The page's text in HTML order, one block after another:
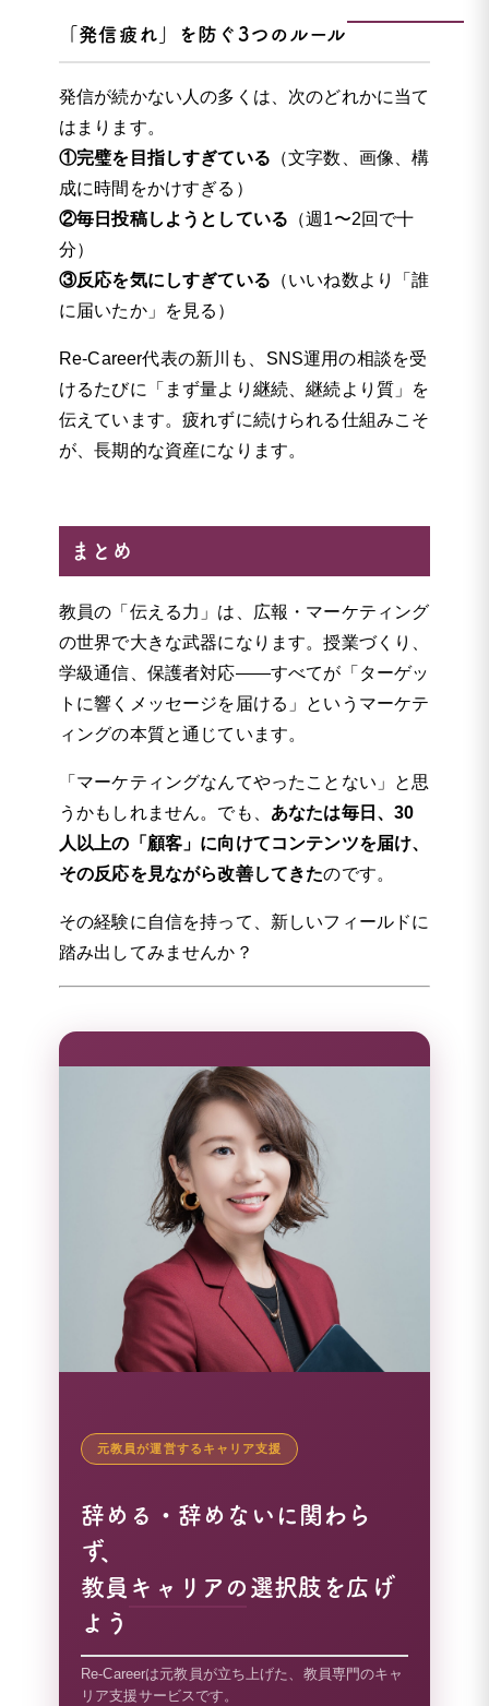
「発信疲れ」を防ぐ3つのルール
発信が続かない人の多くは、次のどれかに当て
はまります。
①完璧を目指しすぎている （文字数、画像、構
成に時間をかけすぎる）
②毎日投稿しようとしている （週1〜2回で十
分）
③反応を気にしすぎている （いいね数より「誰
に届いたか」を見る）
Re-Career代表の新川も、SNS運用の相談を受
けるたびに「まず量より継続、継続より質」を
伝えています。疲れずに続けられる仕組みこそ
が、長期的な資産になります。
まとめ
教員の「伝える力」は、広報・マーケティング
の世界で大きな武器になります。授業づくり、
学級通信、保護者対応——すべてが「ターゲッ
トに響くメッセージを届ける」というマーケテ
ィングの本質と通じています。
「マーケティングなんてやったことない」と思
うかもしれません。でも、 あなたは毎日、30
人以上の「顧客」に向けてコンテンツを届け、
その反応を見ながら改善してきたのです。
その経験に自信を持って、新しいフィールドに
踏み出してみませんか？
元教員が運営するキャリア支援
辞める・辞めないに関わら
ず、
教員キャリアの選択肢を広げ
よう
Re-Careerは元教員が立ち上げた、教員専門のキャ
リア支援サービスです。